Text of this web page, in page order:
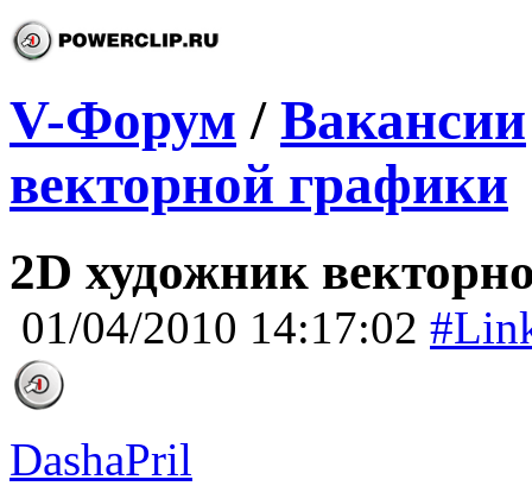
V-Форум / Вакансии
векторной графики
2D художник
01/04/2010 14:17:02
DashaPril